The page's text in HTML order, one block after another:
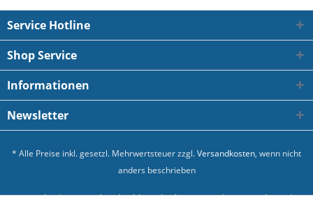
Service Hotline
Shop Service
Informationen
Newsletter
* Alle Preise inkl. gesetzl. Mehrwertsteuer zzgl.Versandkosten, wenn nicht
anders beschrieben
Kontakt Versand und Zahlungsbedingungen Datenschutz